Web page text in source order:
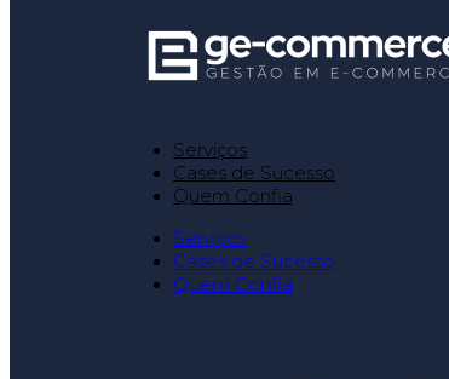
Serviços
Cases de Sucesso
Quem Confia
Serviços
Cases de Sucesso
Quem Confia